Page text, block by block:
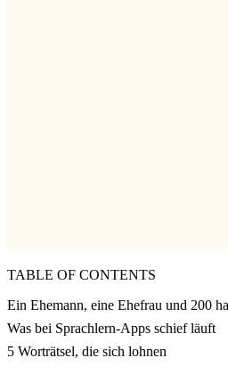
TABLE OF CONTENTS
Ein Ehemann, eine Ehefrau und 200
Was bei Sprachlern-Apps schief läuft
5 Worträtsel, die sich lohnen